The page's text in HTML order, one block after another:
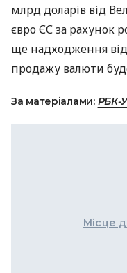
млрд доларів від
євро ЄС за рахунок
ще надходження
продажу валюти
За матеріалами: РБК-
Місце